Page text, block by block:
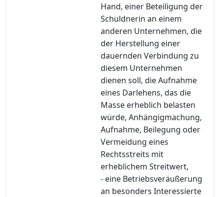
Hand, einer Beteiligung der
Schuldnerin an einem
anderen Unternehmen, die
der Herstellung einer
dauernden Verbindung zu
diesem Unternehmen
dienen soll, die Aufnahme
eines Darlehens, das die
Masse erheblich belasten
würde, Anhängigmachung,
Aufnahme, Beilegung oder
Vermeidung eines
Rechtsstreits mit
erheblichem Streitwert,
- eine Betriebsveräußerung
an besonders Interessierte